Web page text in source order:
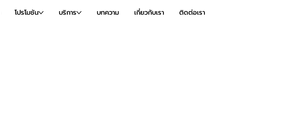
โปรโมชัน บริการ บทความ เกี่ยวกับเรา ติดต่อเรา